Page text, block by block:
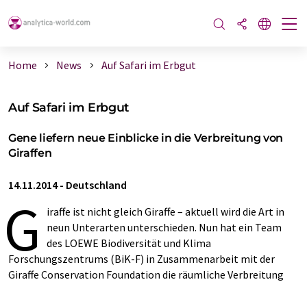
Home News Auf Safari im Erbgut
Auf Safari im Erbgut
Gene liefern neue Einblicke in die Verbreitung von
Giraffen
14.11.2014- Deutschland
G
iraffe ist nicht gleich Giraffe – aktuell wird die Art in
neun Unterarten unterschieden. Nun hat ein Team
des LOEWE Biodiversität und Klima
Forschungszentrums (BiK-F) in Zusammenarbeit mit der
Giraffe Conservation Foundation die räumliche Verbreitung